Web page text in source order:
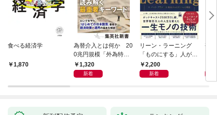
食べる経済学
1,870
為替介入とは何か 20
0兆円規模「外為特
会」が生まれた謎
1,320
新着
リーン・ラーニング
「ものにする」人が自
然とやっている 最小の
インプットで最大の成
2,200
新着
研